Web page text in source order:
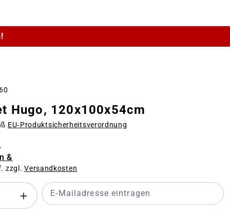
&
Hugo, 120x100x54cm
EU‑Produktsicherheitsverordnung
zzgl.Versandkosten